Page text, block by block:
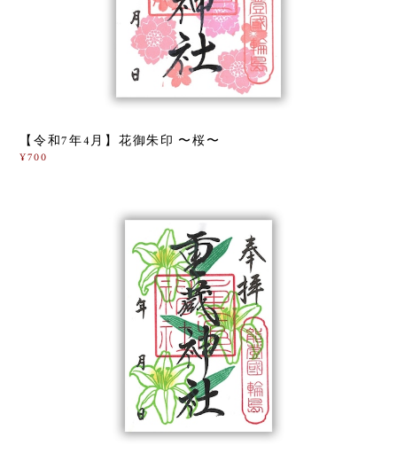
【令和7年4月】花御朱印 〜桜〜
¥700